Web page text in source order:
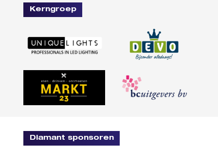
Kerngroep
Diamant sponsoren